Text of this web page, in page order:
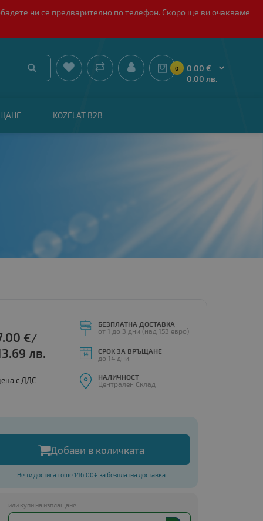
ни се предварително по телефон. Скоро ще ви очакваме
 0

0.00 €
0.00 лв.
KOZELAT B2B
€/
лв.
с ДДС
БЕЗПЛАТНА ДОСТАВКА
от 1 до 3 дни (над 153 евро)
СРОК ЗА ВРЪЩАНЕ
до 14 дни
НАЛИЧНОСТ
Централен Склад
Добави в количката
Не ти достигат още 146.00€ за безплатна доставка
или купи на изплащане: